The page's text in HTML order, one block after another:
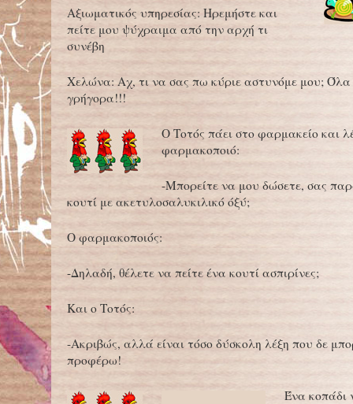
Αξιωματικός υπηρεσίας: Ηρεμήστε και
πείτε μου ψύχραιμα από την αρχή τι
συνέβη
Χελώνα: Αχ, τι να σας πω κύριε αστυνόμε μου; Όλα
γρήγορα!!!
Ο Τοτός πάει στο φαρμακείο και
φαρμακοποιό:
-Μπορείτε να μου δώσετε, σας
κουτί με ακετυλοσαλυκιλικό όξύ;
Ο φαρμακοποιός:
-Δηλαδή, θέλετε να πείτε ένα κουτί ασπιρίνες;
Και ο Τοτός:
-Ακριβώς, αλλά είναι τόσο δύσκολη λέξη που δε
προφέρω!
Ένα κοπάδι